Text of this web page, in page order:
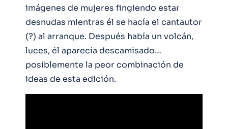
imágenes de mujeres fingiendo estar
desnudas mientras él se hacía el cantautor
(?) al arranque. Después había un volcán,
luces, él aparecía descamisado…
posiblemente la peor combinación de
ideas de esta edición.